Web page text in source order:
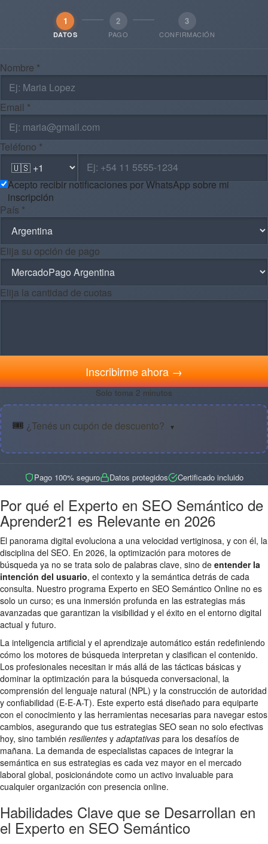
1
DATOS
2
PAGO
3
CONFIRMACIÓN
Nombre *
Email *
Teléfono *
Acepto recibir notificaciones por WhatsApp sobre mi
inscripción
País *
Elija su opción de pago
Elija la cantidad de cuotas
Inscribirme ahora →
Solo toma 2 minutos
🎟️ ¿Tenés un cupón de descuento? ▼
Pago 100% seguro Datos protegidos Certificado incluido
Por qué el Experto en SEO Semántico de
Aprender21 es Relevante en 2026
El panorama digital evoluciona a una velocidad vertiginosa, y con él, la
disciplina del SEO. En 2026, la optimización para motores de
búsqueda ya no se trata solo de palabras clave, sino de entender la
intención del usuario, el contexto y la semántica detrás de cada
consulta. Nuestro programa Experto en SEO Semántico Online no es
solo un curso; es una inmersión profunda en las estrategias más
avanzadas que garantizan la visibilidad y el éxito en el entorno digital
actual y futuro.
La inteligencia artificial y el aprendizaje automático están redefiniendo
cómo los motores de búsqueda interpretan y clasifican el contenido.
Los profesionales necesitan ir más allá de las tácticas básicas y
dominar la optimización para la búsqueda conversacional, la
comprensión del lenguaje natural (NPL) y la construcción de autoridad
y confiabilidad (E-E-A-T). Este experto está diseñado para equiparte
con el conocimiento y las herramientas necesarias para navegar estos
cambios, asegurando que tus estrategias SEO sean no solo efectivas
hoy, sino también resilientes y adaptativas para los desafíos de
mañana. La demanda de especialistas capaces de integrar la
semántica en sus estrategias es cada vez mayor en el mercado
laboral global, posicionándote como un activo invaluable para
cualquier organización con presencia online.
Habilidades Clave que se Desarrollan en
el Experto en SEO Semántico